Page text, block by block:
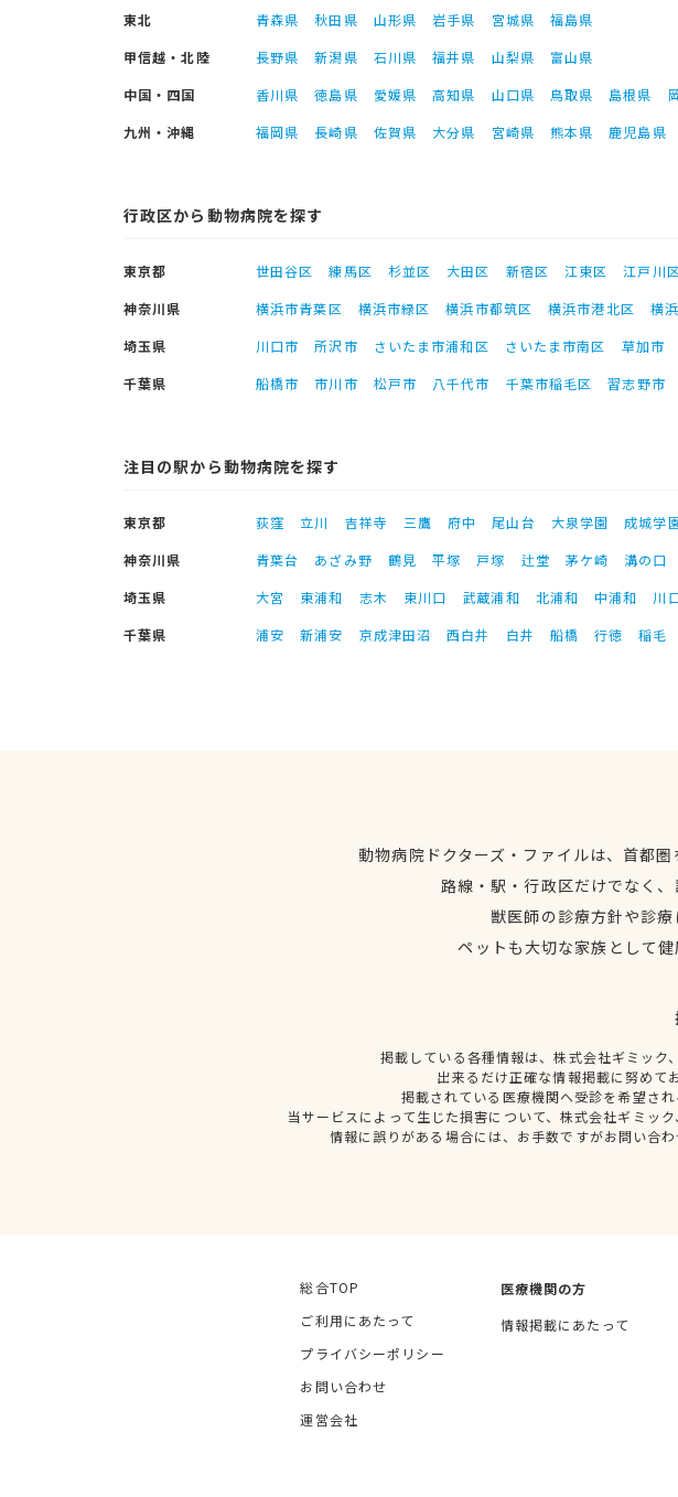
東北
青森県 秋田県 山形県 岩手県 宮城県
福島県
甲信越・北陸
長野県 新潟県 石川県 福井県 山梨県
富山県
中国・四国
香川県 徳島県 愛媛県 高知県 山口県 鳥取県 島根県
九州・沖縄
福岡県 長崎県 佐賀県 大分県 宮崎県 熊本県 鹿児島県
行政区から動物病院を探す
東京都 世田谷区 練馬区 杉並区 大田区 新宿区 江東区 江戸川
神奈川県
横浜市青葉区 横浜市緑区 横浜市都筑区 横浜市港北区 横
埼玉県
川口市 所沢市 さいたま市浦和区 さいたま市南区 草加市
千葉県
船橋市 市川市 松戸市 八千代市 千葉市稲毛区 習志野市
注目の駅から動物病院を探す
東京都 荻窪 立川 吉祥寺 三鷹 府中 尾山台 大泉学園 成城学
神奈川県
青葉台 あざみ野 鶴見 平塚 戸塚 辻堂 茅ケ崎
溝の口
埼玉県
大宮 東浦和 志木 東川口 武蔵浦和 北浦和 中浦和
川
千葉県
浦安 新浦安 京成津田沼 西白井 白井 船橋 行徳 稲毛
動物病院ドクターズ・ファイルは、首都
路線・駅・行政区だけでなく
獣医師の診療方針や診
ペットも大切な家族として
掲載している各種情報は、株式会社ギミッ
出来るだけ正確な情報掲載に努めて
掲載されている医療機関へ受診を希望さ
当サービスによって生じた損害について、株式会社ギミッ
情報に誤りがある場合には、お手数ですがお問い合
総合TOP
ご利用にあたって
プライバシーポリシー
お問い合わせ
運営会社
医療機関の方
情報掲載にあたって